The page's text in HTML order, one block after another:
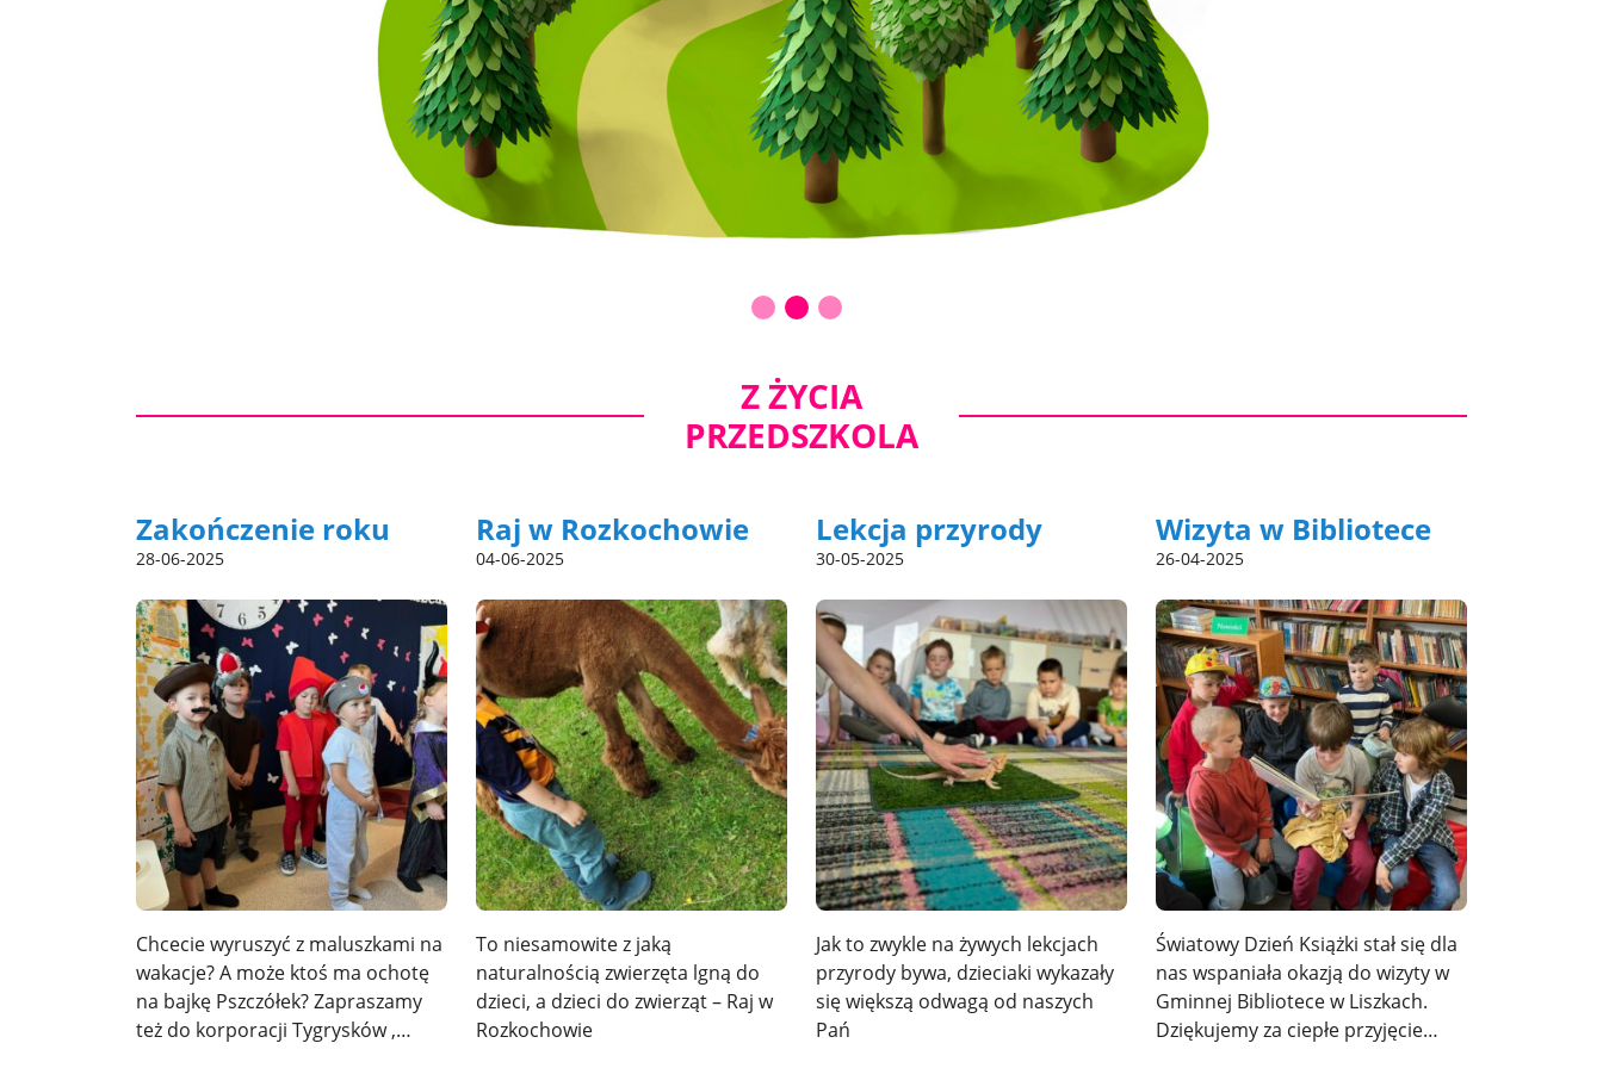
Z ŻYCIA
PRZEDSZKOLA
Zakończenie roku
28-06-2025
Chcecie wyruszyć z maluszkami na
wakacje? A może ktoś ma ochotę
na bajkę Pszczółek? Zapraszamy
też do korporacji Tygrysków ,…
Raj w Rozkochowie
04-06-2025
To niesamowite z jaką
naturalnością zwierzęta lgną do
dzieci, a dzieci do zwierząt – Raj w
Rozkochowie
Lekcja przyrody
30-05-2025
Jak to zwykle na żywych lekcjach
przyrody bywa, dzieciaki wykazały
się większą odwagą od naszych
Pań
Wizyta w Bibliotece
26-04-2025
Światowy Dzień Książki stał się dla
nas wspaniała okazją do wizyty w
Gminnej Bibliotece w Liszkach.
Dziękujemy za ciepłe przyjęcie…